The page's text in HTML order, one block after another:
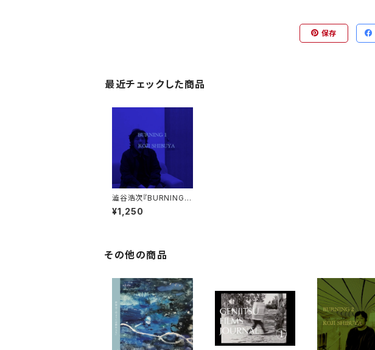
保存
最近チェックした商品
澁谷浩次『BURNING
1』CD-R (burning-01)
¥1,250
その他の商品